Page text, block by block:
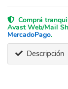
Comprá
Avast Web/Mail
MercadoPago.
Descripción